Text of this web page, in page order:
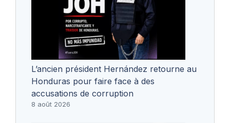
L’ancien président Hernández retourne au
Honduras pour faire face à des
accusations de corruption
8 août 2026